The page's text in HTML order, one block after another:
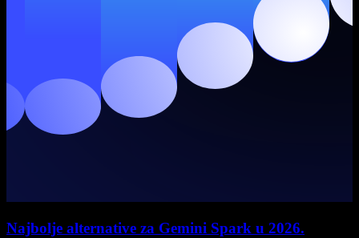
Najbolje alternative za Gemini Spark u 2026.